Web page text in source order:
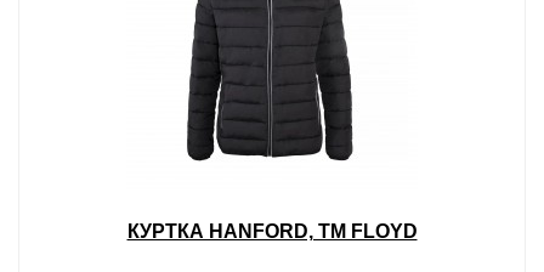
КУРТКА HANFORD, TM FLOYD